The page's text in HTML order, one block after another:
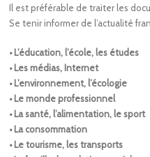
Il est préférable de traiter les
Se tenir informer de l’actualité
• L’éducation, l’école, les études
• Les médias, Internet
• L’environnement, l’écologie
• Le monde professionnel
• La santé, l’alimentation, le sport
• La consommation
• Le tourisme, les transports